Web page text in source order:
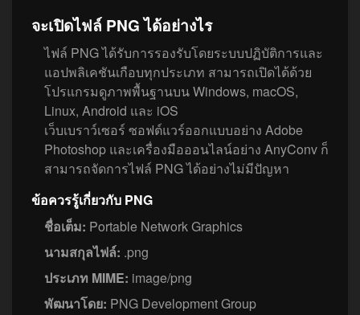
จะเปิดไฟล์ PNG ได้อย่างไร
ไฟล์ PNG ได้รับการรองรับโดยระบบปฏิบัติการและ
แอปพลิเคชันเกือบทุกประเภท สามารถเปิดได้ด้วย
โปรแกรมดูภาพพื้นฐานบน Windows, macOS,
Linux, Android และ iOS
เว็บเบราว์เซอร์ ซอฟต์แวร์ออกแบบอย่าง Adobe
Photoshop และเครื่องมือออนไลน์อย่าง AnyConv ก็
สามารถจัดการไฟล์ PNG ได้อย่างไม่มีปัญหา
ข้อควรรู้เกี่ยวกับ PNG
ชื่อเต็ม: Portable Network Graphics
นามสกุลไฟล์: .png
ประเภท MIME: image/png
พัฒนาโดย: PNG Development Group